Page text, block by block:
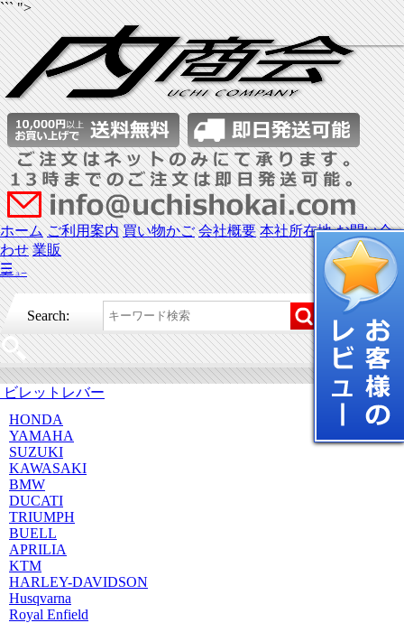
``` ">
ホーム ご利用案内 買い物かご 会社概要 本社所在地 お問い合
わせ 業販
☰
メニュー
Search:
ビレットレバー
HONDA
YAMAHA
SUZUKI
KAWASAKI
BMW
DUCATI
TRIUMPH
BUELL
APRILIA
KTM
HARLEY-DAVIDSON
Husqvarna
Royal Enfield